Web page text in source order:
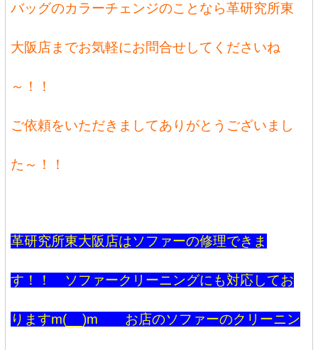
バッグのカラーチェンジのことなら革研究所東
大阪店までお気軽にお問合せしてくださいね
～！！
ご依頼をいただきましてありがとうございまし
た～！！
革研究所東大阪店はソファーの修理できま
す！！ ソファークリーニングにも対応してお
りますm(__)m お店のソファーのクリーニン